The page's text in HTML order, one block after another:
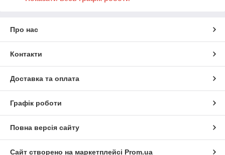
Про нас
Контакти
Доставка та оплата
Графік роботи
Повна версія сайту
Сайт створено на маркетплейсі Prom.ua